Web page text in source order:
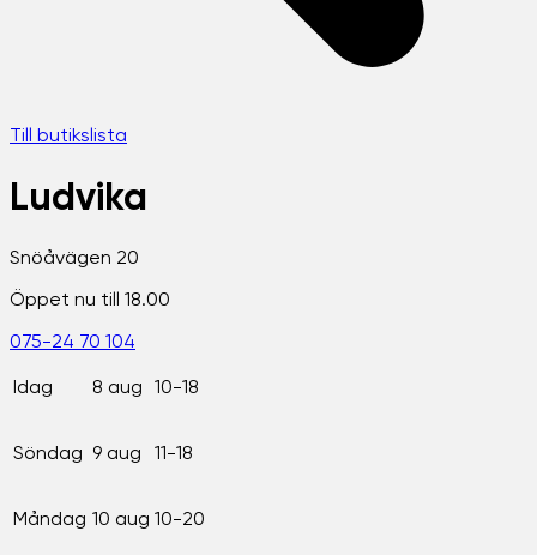
Till butikslista
Ludvika
Snöåvägen 20
Öppet nu till 18.00
075-24 70 104
Idag 8 aug 10-18
Söndag 9 aug 11-18
Måndag 10 aug 10-20